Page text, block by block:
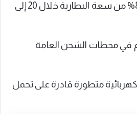
قادر على شحن 80% من سعة البطارية خلال 20 إلى
في محطات الشحن العامة
متطورة قادرة على تحمل